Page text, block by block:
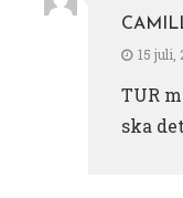
15 juli,
TUR
ska